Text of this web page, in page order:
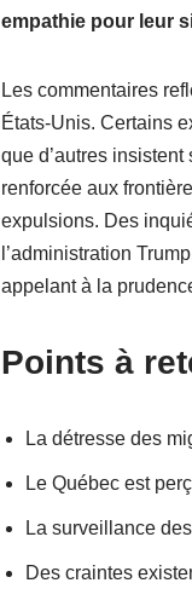
empathie pour leur
Les commentaires
États-Unis. Certains
que d’autres
renforcée aux
expulsions. Des
l’administration
appelant à la
Points à
La détresse des
Le Québec est
La surveillance
Des craintes